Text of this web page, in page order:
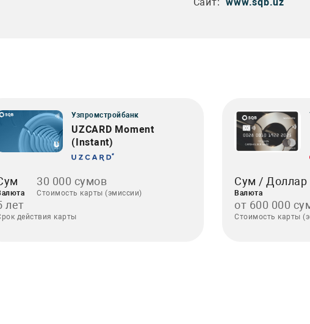
Узпромстройбанк
UZCARD Moment
(Instant)
30 000 сумов
Стоимость карты (эмиссии)
лет
действия карты
Сум /
Валюта
от 600 000
Стоимость карты